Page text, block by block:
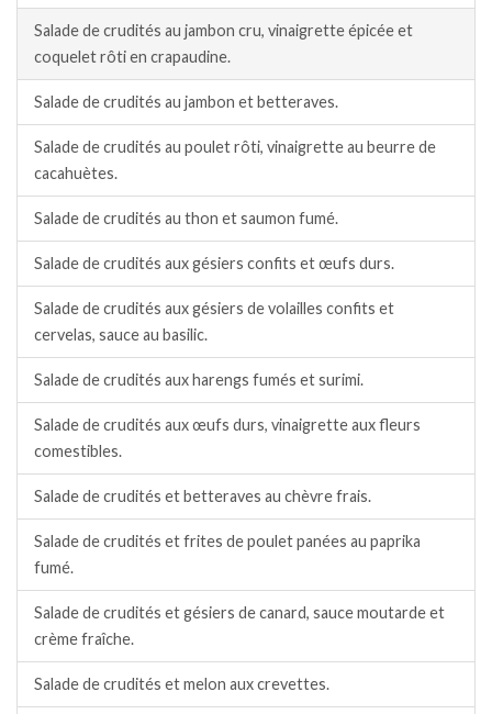
Salade de crudités au jambon cru, vinaigrette épicée et
coquelet rôti en crapaudine.
Salade de crudités au jambon et betteraves.
Salade de crudités au poulet rôti, vinaigrette au beurre de
cacahuètes.
Salade de crudités au thon et saumon fumé.
Salade de crudités aux gésiers confits et œufs durs.
Salade de crudités aux gésiers de volailles confits et
cervelas, sauce au basilic.
Salade de crudités aux harengs fumés et surimi.
Salade de crudités aux œufs durs, vinaigrette aux fleurs
comestibles.
Salade de crudités et betteraves au chèvre frais.
Salade de crudités et frites de poulet panées au paprika
fumé.
Salade de crudités et gésiers de canard, sauce moutarde et
crème fraîche.
Salade de crudités et melon aux crevettes.